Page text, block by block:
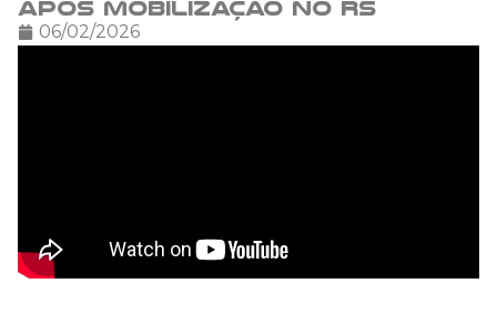
após mobilização no RS
06/02/2026